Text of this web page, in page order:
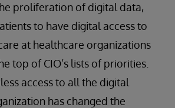
proliferation of digital data,
to have digital access to
at healthcare organizations
top of CIO’s lists of priorities.
access to all the digital
has changed the